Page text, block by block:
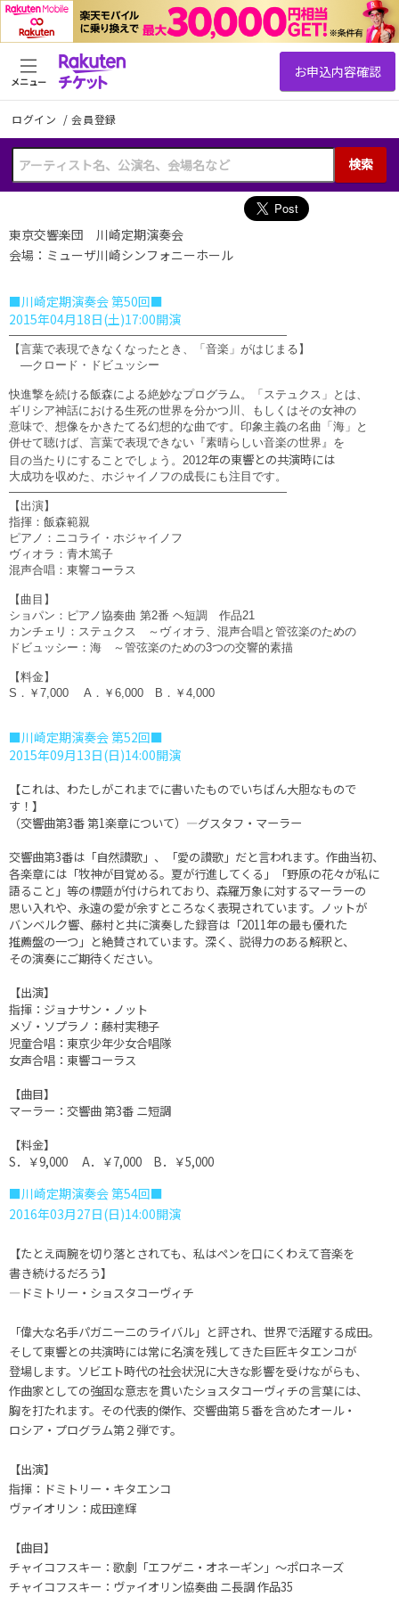
ログイン /会員登録
検索
メニュー
東京交響楽団 川崎定期演奏会
会場：ミューザ川崎シンフォニーホール
■川崎定期演奏会 第50回■
2015年04月18日(土)17:00開演
――――――――――――――――――――――――
【言葉で表現できなくなったとき、「音楽」がはじまる】
―クロード・ドビュッシー
快進撃を続ける飯森による絶妙なプログラム。「ステュクス」とは、
ギリシア神話における生死の世界を分かつ川、もしくはその女神の
意味で、想像をかきたてる幻想的な曲です。印象主義の名曲「海」と
併せて聴けば、言葉で表現できない『素晴らしい音楽の世界』を
目の当たりにすることでしょう。2012年の東響との共演時には
大成功を収めた、ホジャイノフの成長にも注目です。
――――――――――――――――――――――――
【出演】
指揮：飯森範親
ピアノ：ニコライ・ホジャイノフ
ヴィオラ：青木篤子
混声合唱：東響コーラス
【曲目】
ショパン：ピアノ協奏曲 第2番 ヘ短調 作品21
カンチェリ：ステュクス ～ヴィオラ、混声合唱と管弦楽のための
ドビュッシー：海 ～管弦楽のための3つの交響的素描
【料金】
S．￥7,000 A．￥6,000 B．￥4,000
■川崎定期演奏会 第52回■
2015年09月13日(日)14:00開演
【これは、わたしがこれまでに書いたものでいちばん大胆なもので
す！】
（交響曲第3番 第1楽章について）―グスタフ・マーラー
交響曲第3番は「自然讃歌」、「愛の讃歌」だと言われます。作曲当初、
各楽章には「牧神が目覚める。夏が行進してくる」「野原の花々が私に
語ること」等の標題が付けられており、森羅万象に対するマーラーの
思い入れや、永遠の愛が余すところなく表現されています。ノットが
バンベルク響、藤村と共に演奏した録音は「2011年の最も優れた
推薦盤の一つ」と絶賛されています。深く、説得力のある解釈と、
その演奏にご期待ください。
【出演】
指揮：ジョナサン・ノット
メゾ・ソプラノ：藤村実穂子
児童合唱：東京少年少女合唱隊
女声合唱：東響コーラス
【曲目】
マーラー：交響曲 第3番 ニ短調
【料金】
S．￥9,000 A．￥7,000 B．￥5,000
■川崎定期演奏会 第54回■
2016年03月27日(日)14:00開演
【たとえ両腕を切り落とされても、私はペンを口にくわえて音楽を
書き続けるだろう】
―ドミトリー・ショスタコーヴィチ
「偉大な名手パガニーニのライバル」と評され、世界で活躍する成田。
そして東響との共演時には常に名演を残してきた巨匠キタエンコが
登場します。ソビエト時代の社会状況に大きな影響を受けながらも、
作曲家としての強固な意志を貫いたショスタコーヴィチの言葉には、
胸を打たれます。その代表的傑作、交響曲第５番を含めたオール・
ロシア・プログラム第２弾です。
【出演】
指揮：ドミトリー・キタエンコ
ヴァイオリン：成田達輝
【曲目】
チャイコフスキー：歌劇「エフゲニ・オネーギン」～ポロネーズ
チャイコフスキー：ヴァイオリン協奏曲 ニ長調 作品35